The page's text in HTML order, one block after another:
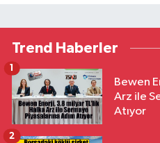
Trend Haberler
Bewen
Arz ile
Atıyor
1
2